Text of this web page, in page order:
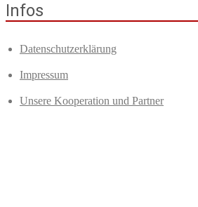
Infos
Datenschutzerklärung
Impressum
Unsere Kooperation und Partner